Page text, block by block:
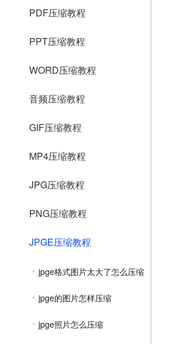
PDF压缩教程
PPT压缩教程
WORD压缩教程
音频压缩教程
GIF压缩教程
MP4压缩教程
JPG压缩教程
PNG压缩教程
JPGE压缩教程
jpge格式图片太大了怎么压缩
jpge的图片怎样压缩
jpge照片怎么压缩